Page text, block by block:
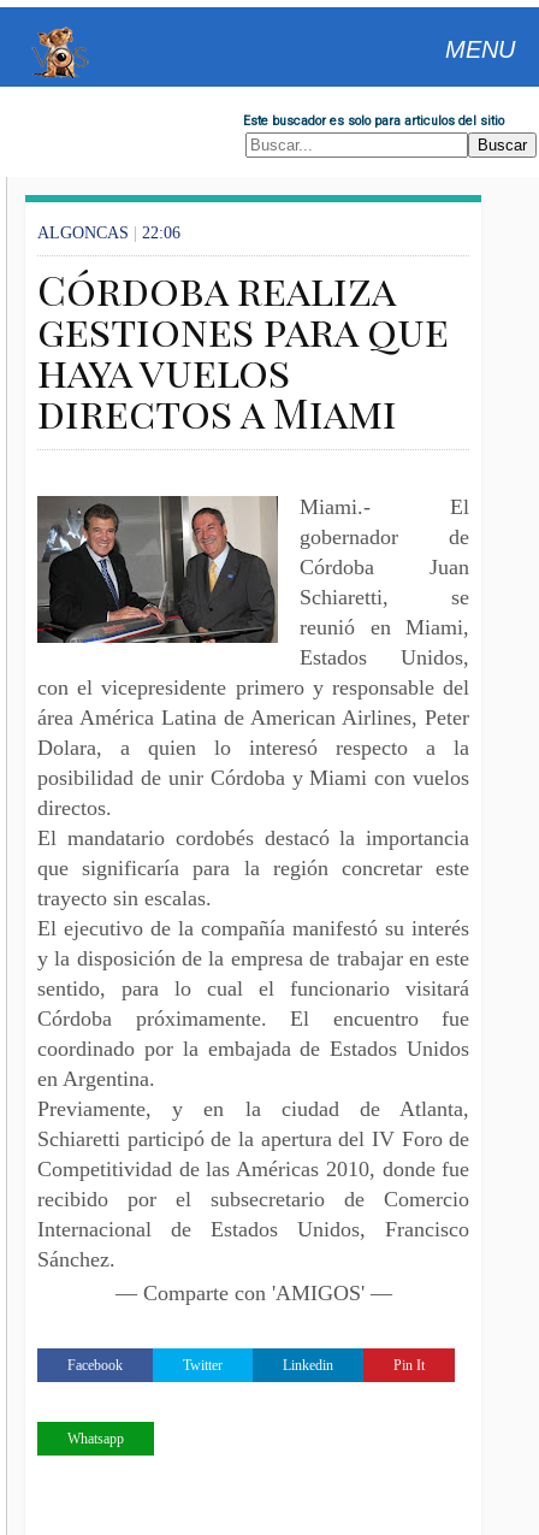
MENU
Este buscador es solo para articulos del sitio
ALGONCAS | 22:06
Córdoba realiza
gestiones para que
haya vuelos
Miami.- El
gobernador de
Córdoba Juan
Schiaretti, se
reunió en Miami,
Estados Unidos,
con el vicepresidente primero y responsable del
área América Latina de American Airlines, Peter
Dolara, a quien lo interesó respecto a la
posibilidad de unir Córdoba y Miami con vuelos
directos.
El mandatario cordobés destacó la importancia
que significaría para la región concretar este
trayecto sin escalas.
El ejecutivo de la compañía manifestó su interés
y la disposición de la empresa de trabajar en este
sentido, para lo cual el funcionario visitará
Córdoba próximamente. El encuentro fue
coordinado por la embajada de Estados Unidos
en Argentina.
Previamente, y en la ciudad de Atlanta,
Schiaretti participó de la apertura del IV Foro de
Competitividad de las Américas 2010, donde fue
recibido por el subsecretario de Comercio
Internacional de Estados Unidos, Francisco
Sánchez.
— Comparte con 'AMIGOS' —
Facebook Twitter Linkedin Pin It
Whatsapp